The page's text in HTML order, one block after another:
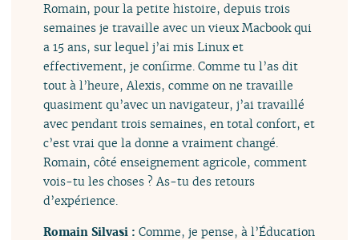
Romain, pour la petite histoire, depuis trois
semaines je travaille avec un vieux Macbook qui
a 15 ans, sur lequel j’ai mis Linux et
effectivement, je confirme. Comme tu l’as dit
tout à l’heure, Alexis, comme on ne travaille
quasiment qu’avec un navigateur, j’ai travaillé
avec pendant trois semaines, en total confort, et
c’est vrai que la donne a vraiment changé.
Romain, côté enseignement agricole, comment
vois-tu les choses ? As-tu des retours
d’expérience.
Romain Silvasi :Comme, je pense, à l’Éducation